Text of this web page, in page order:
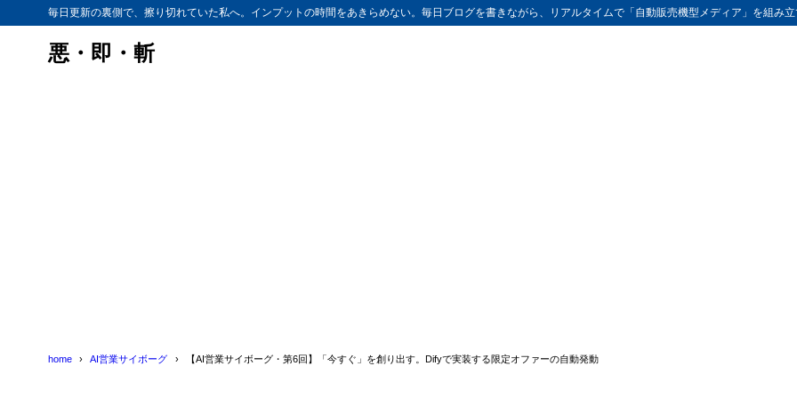
毎日更新の裏側で、擦り切れていた私へ。インプットの時間をあきらめない。毎日ブログを書きながら、リアルタイムで「自動販売機型メディア」を組み立
悪・即・斬
home AI営業サイボーグ 【AI営業サイボーグ・第6回】「今すぐ」を創り出す。Difyで実装する限定オファーの自動発動